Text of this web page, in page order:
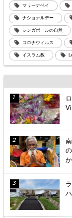
マリーナベイ
ナショナルデー
シンガポールの自然
コロナウィルス
イスラム教